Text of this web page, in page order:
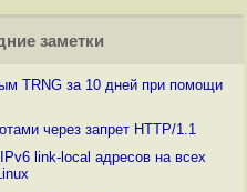
заметки
TRNG за 10 дней при помощи
через запрет HTTP/1.1
link-local адресов на всех